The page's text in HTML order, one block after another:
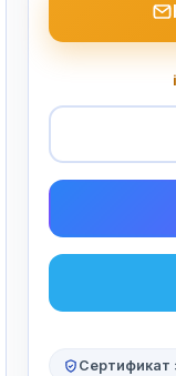
Сертификат